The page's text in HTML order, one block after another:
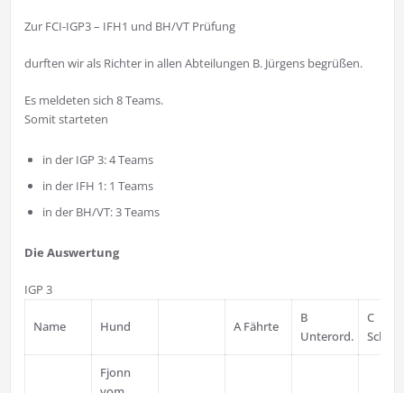
Zur FCI-IGP3 – IFH1 und BH/VT Prüfung
durften wir als Richter in allen Abteilungen B. Jürgens begrüßen.
Es meldeten sich 8 Teams.
Somit starteten
in der IGP 3: 4 Teams
in der IFH 1: 1 Teams
in der BH/VT: 3 Teams
Die Auswertung
IGP 3
Name Hund A Fährte
B
Unterord.
C
Fjonn